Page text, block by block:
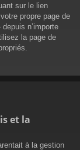
sur le lien
propre page de
n’importe
la page de
et la
à la gestion